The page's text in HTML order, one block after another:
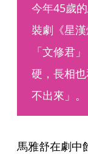
今年45歲
裝劇《星
「文修君
硬，長相
不出來」。
馬雅舒在劇中